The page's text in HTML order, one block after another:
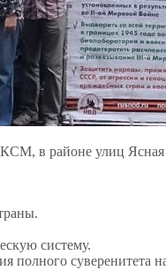
в районе улиц
систему.
полного суверенитета